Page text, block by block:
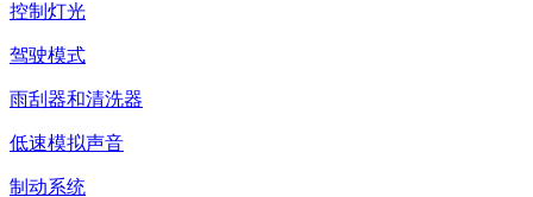
控制灯光
驾驶模式
雨刮器和清洗器
低速模拟声音
制动系统